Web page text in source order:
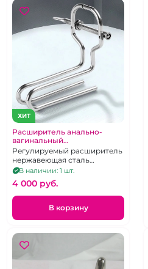
ХИТ
Расширитель анально-
вагинальный
профессианальный
Регулируемый расширитель
нержавеющая сталь
большой
В наличии: 1 шт.
4 000 pуб.
В корзину